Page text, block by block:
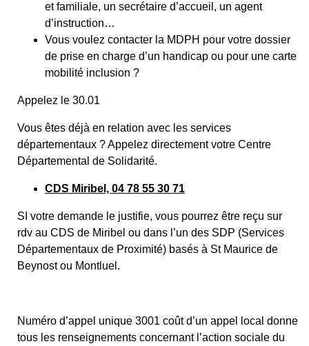
et familiale, un secrétaire d’accueil, un agent
d’instruction…
Vous voulez contacter la MDPH pour votre dossier
de prise en charge d’un handicap ou pour une carte
mobilité inclusion ?
Appelez le 30.01
Vous êtes déjà en relation avec les services
départementaux ? Appelez directement votre Centre
Départemental de Solidarité.
CDS Miribel, 04 78 55 30 71
SI votre demande le justifie, vous pourrez être reçu sur
rdv au CDS de Miribel ou dans l’un des SDP (Services
Départementaux de Proximité) basés à St Maurice de
Beynost ou Montluel.
Numéro d’appel unique 3001 coût d’un appel local donne
tous les renseignements concernant l’action sociale du